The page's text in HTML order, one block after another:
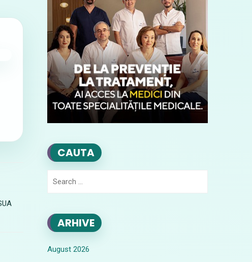
CAUTA
ARHIVE
August 2026